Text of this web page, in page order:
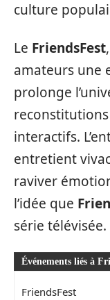
culture
Le FriendsFest
amateurs une
prolonge
interactifs.
entretient
raviver
l’idée que
série télévisée.
Événements liés à
FriendsFest